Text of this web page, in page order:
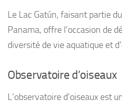
Le Lac Gatún, faisant partie
Panama, offre l’occasion de
diversité de vie aquatique et
Observatoire d’oiseaux
L’observatoire d’oiseaux est